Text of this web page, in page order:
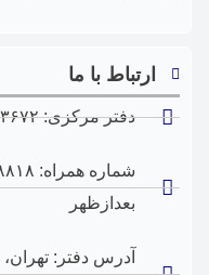
ارتباط با ما
دفتر مرکزی: ۲۲۶۶۳۶۷۲ - ۰۲۱
بعدازظهر